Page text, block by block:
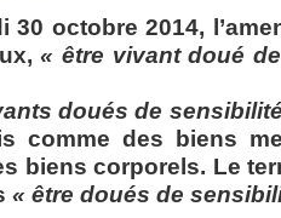
30 octobre 2014,
« être vivant doué
doués de
comme des biens
biens corporels. Le
« être doués de